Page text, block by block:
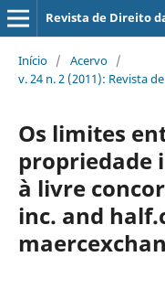
Revista de Direito
Início / Acervo /
v. 24 n. 2 (2011): Revista
Os limites
propriedade
à livre
inc. and